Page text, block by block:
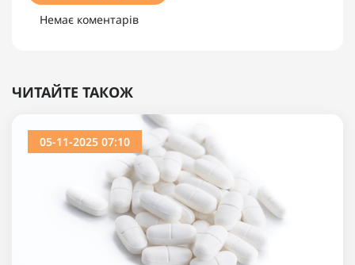
Немає коментарів
ЧИТАЙТЕ ТАКОЖ
05-11-2025 07:10